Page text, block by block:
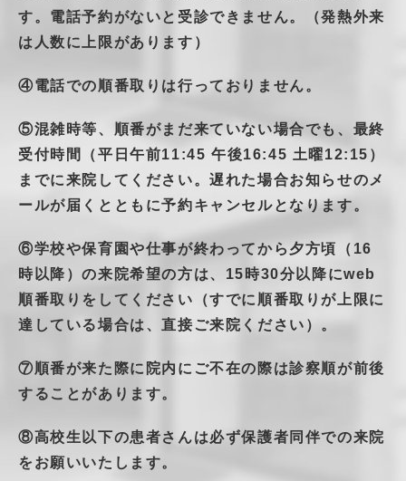
す。電話予約がないと受診できません。（発熱外来
は人数に上限があります）
④電話での順番取りは行っておりません。
⑤混雑時等、順番がまだ来ていない場合でも、最終
受付時間（平日午前11:45 午後16:45 土曜12:15）
までに来院してください。遅れた場合お知らせのメ
ールが届くとともに予約キャンセルとなります。
⑥学校や保育園や仕事が終わってから夕方頃（16
時以降）の来院希望の方は、15時30分以降にweb
順番取りをしてください（すでに順番取りが上限に
達している場合は、直接ご来院ください）。
⑦順番が来た際に院内にご不在の際は診察順が前後
することがあります。
⑧高校生以下の患者さんは必ず保護者同伴での来院
をお願いいたします。